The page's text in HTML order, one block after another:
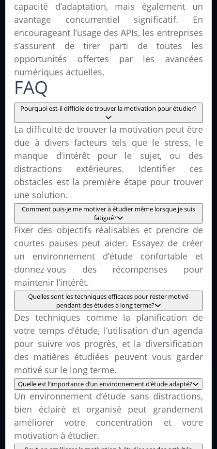
capacité d’adaptation, mais également un
avantage concurrentiel significatif. En
encourageant l’usage des APIs, les entreprises
s’assurent de tirer parti de toutes les
opportunités offertes par les avancées
numériques actuelles.
FAQ
Pourquoi est-il difficile de trouver la motivation pour étudier?
La difficulté de trouver la motivation peut être
due à divers facteurs tels que le stress, le
manque d’intérêt pour le sujet, ou des
distractions extérieures. Identifier ces
obstacles est la première étape pour trouver
une solution.
Comment puis-je me motiver à étudier même lorsque je suis
fatigué?
Fixer des objectifs réalisables et prendre de
courtes pauses peut aider. Essayez de créer
un environnement d’étude confortable et
donnez-vous des récompenses pour
maintenir l’intérêt.
Quelles sont les techniques efficaces pour rester motivé
pendant des études à long terme?
Des techniques comme la planification de
votre temps d’étude, l’utilisation d’un agenda
pour suivre vos progrès, et la diversification
des matières étudiées peuvent vous garder
motivé sur le long terme.
Quelle est l’importance d’un environnement d’étude adapté?
Un environnement d’étude sans distractions,
bien éclairé et organisé peut grandement
améliorer votre concentration et votre
motivation à étudier.